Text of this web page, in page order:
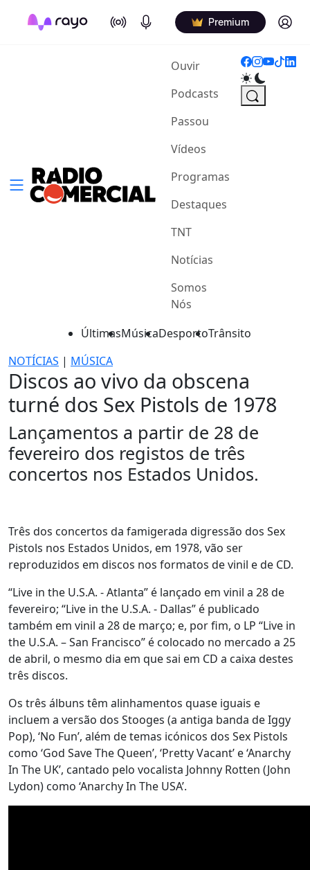
On Air Podcasts Premium Log in
Ouvir(current)
Podcasts
Passou
Vídeos
Programas
Destaques
TNT
Notícias
Somos
Nós
ÚltimasMúsicaDesportoTrânsito
NOTÍCIAS | MÚSICA
Discos ao vivo da obscena
turné dos Sex Pistols de 1978
Lançamentos a partir de 28 de
fevereiro dos registos de três
concertos nos Estados Unidos.
Três dos concertos da famigerada digressão dos Sex
Pistols nos Estados Unidos, em 1978, vão ser
reproduzidos em discos nos formatos de vinil e de CD.
“Live in the U.S.A. - Atlanta” é lançado em vinil a 28 de
fevereiro; “Live in the U.S.A. - Dallas” é publicado
também em vinil a 28 de março; e, por fim, o LP “Live in
the U.S.A. – San Francisco” é colocado no mercado a 25
de abril, o mesmo dia em que sai em CD a caixa destes
três discos.
Os três álbuns têm alinhamentos quase iguais e
incluem a versão dos Stooges (a antiga banda de Iggy
Pop), ‘No Fun’, além de temas icónicos dos Sex Pistols
como ‘God Save The Queen’, ‘Pretty Vacant’ e ‘Anarchy
In The UK’, cantado pelo vocalista Johnny Rotten (John
Lydon) como ‘Anarchy In The USA’.